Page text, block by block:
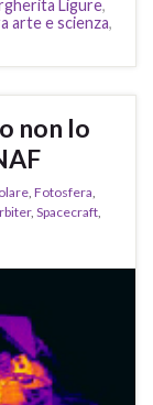
Ligure,
arte e scienza,
non lo
, Fotosfera,
, Spacecraft,